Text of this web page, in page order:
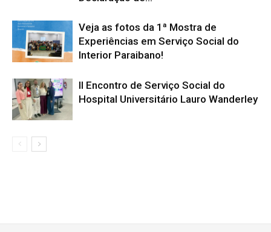
Veja as fotos da 1ª Mostra de
Experiências em Serviço Social do
Interior Paraibano!
II Encontro de Serviço Social do
Hospital Universitário Lauro Wanderley